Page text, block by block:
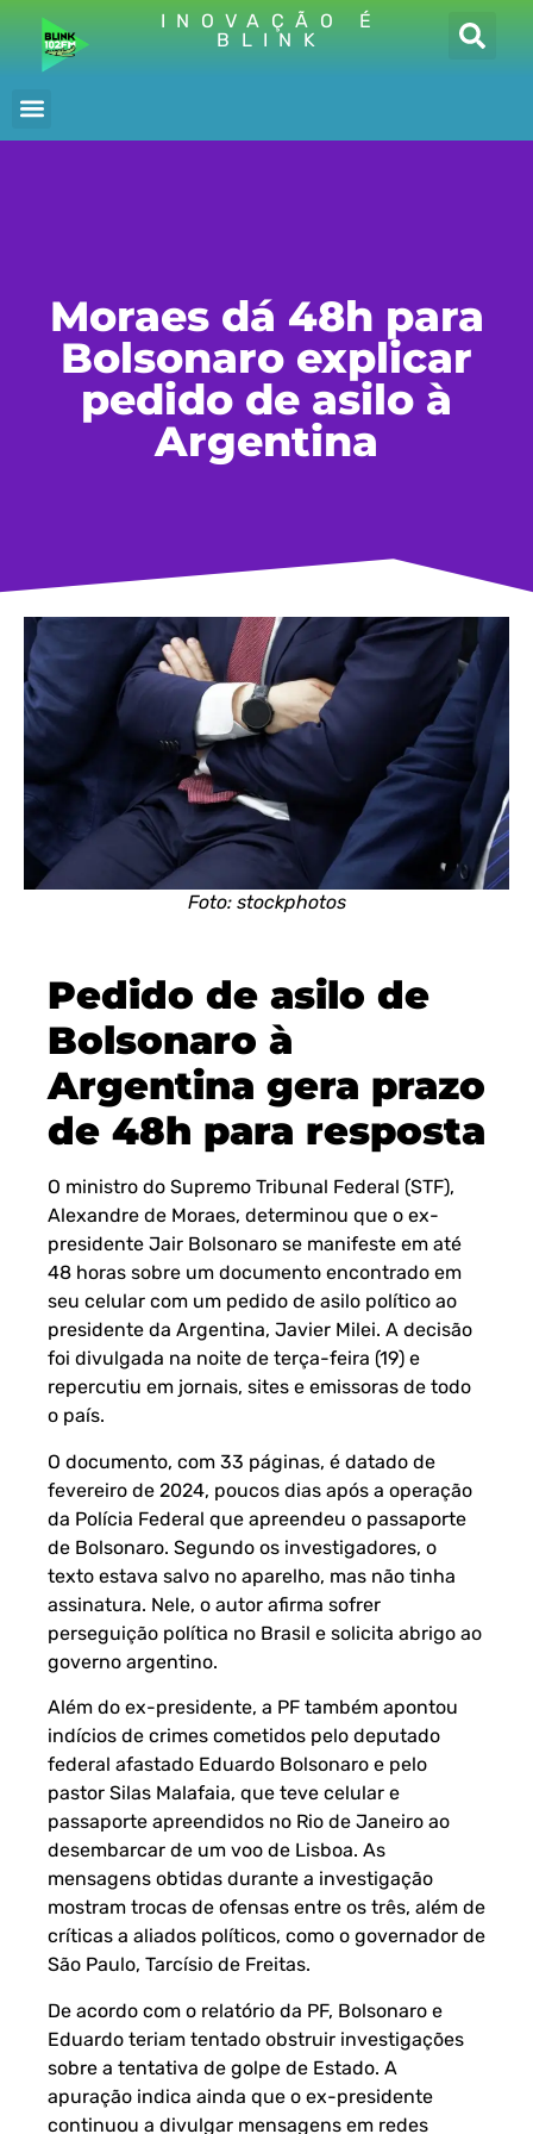
INOVAÇÃO É
BLINK
Moraes dá 48h para
Bolsonaro explicar
pedido de asilo à
Argentina
Foto: stockphotos
Pedido de asilo de
Bolsonaro à
Argentina gera prazo
de 48h para resposta
O ministro do Supremo Tribunal Federal (STF),
Alexandre de Moraes, determinou que o ex-
presidente Jair Bolsonaro se manifeste em até
48 horas sobre um documento encontrado em
seu celular com um pedido de asilo político ao
presidente da Argentina, Javier Milei. A decisão
foi divulgada na noite de terça-feira (19) e
repercutiu em jornais, sites e emissoras de todo
o país.
O documento, com 33 páginas, é datado de
fevereiro de 2024, poucos dias após a operação
da Polícia Federal que apreendeu o passaporte
de Bolsonaro. Segundo os investigadores, o
texto estava salvo no aparelho, mas não tinha
assinatura. Nele, o autor afirma sofrer
perseguição política no Brasil e solicita abrigo ao
governo argentino.
Além do ex-presidente, a PF também apontou
indícios de crimes cometidos pelo deputado
federal afastado Eduardo Bolsonaro e pelo
pastor Silas Malafaia, que teve celular e
passaporte apreendidos no Rio de Janeiro ao
desembarcar de um voo de Lisboa. As
mensagens obtidas durante a investigação
mostram trocas de ofensas entre os três, além de
críticas a aliados políticos, como o governador de
São Paulo, Tarcísio de Freitas.
De acordo com o relatório da PF, Bolsonaro e
Eduardo teriam tentado obstruir investigações
sobre a tentativa de golpe de Estado. A
apuração indica ainda que o ex-presidente
continuou a divulgar mensagens em redes